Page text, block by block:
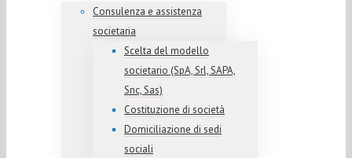
Consulenza e assistenza
societaria
Scelta del modello
societario (SpA, Srl, SAPA,
Snc, Sas)
Costituzione di società
Domiciliazione di sedi
sociali